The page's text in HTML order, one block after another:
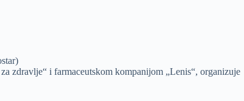
zdravlje“ i farmaceutskom kompanijom „Lenis“, organizuje